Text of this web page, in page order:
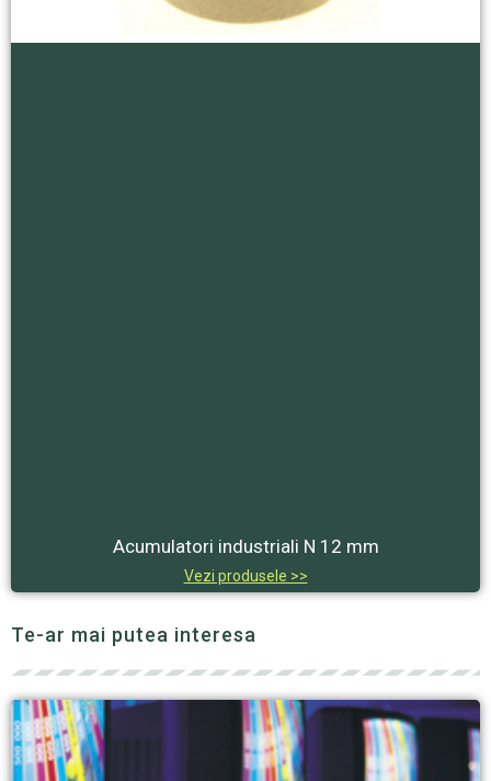
Acumulatori industriali N 12 mm
Vezi produsele >>
Te-ar mai putea interesa